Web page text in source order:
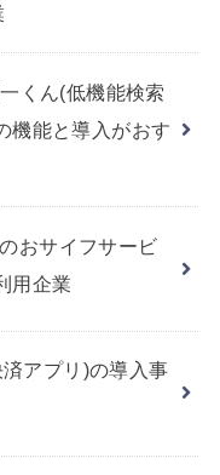
くん(低機能検索
機能と導入がおす
おサイフサービ
用企業
アプリ)の導入事